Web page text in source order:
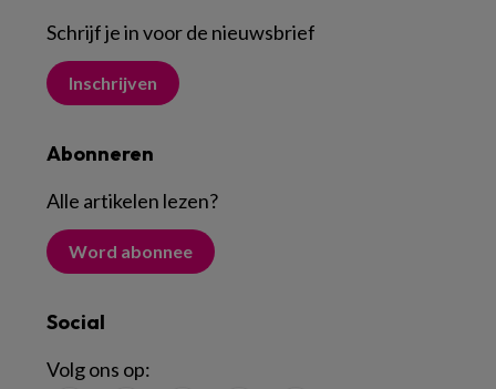
Schrijf je in voor de nieuwsbrief
Inschrijven
Abonneren
Alle artikelen lezen?
Word abonnee
Social
Volg ons op: